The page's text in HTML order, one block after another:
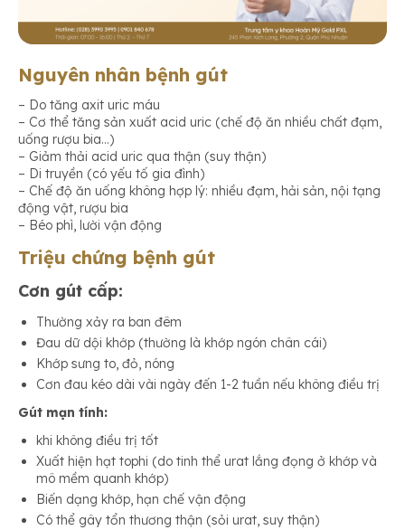
Nguyên nhân bệnh gút
– Do tăng axit uric máu
– Cơ thể tăng sản xuất acid uric (chế độ ăn nhiều chất đạm,
uống rượu bia…)
– Giảm thải acid uric qua thận (suy thận)
– Di truyền (có yếu tố gia đình)
– Chế độ ăn uống không hợp lý: nhiều đạm, hải sản, nội tạng
động vật, rượu bia
– Béo phì, lười vận động
Triệu chứng bệnh gút
Cơn gút cấp:
Thường xảy ra ban đêm
Đau dữ dội khớp (thường là khớp ngón chân cái)
Khớp sưng to, đỏ, nóng
Cơn đau kéo dài vài ngày đến 1-2 tuần nếu không điều trị
Gút mạn tính:
khi không điều trị tốt
Xuất hiện hạt tophi (do tinh thể urat lắng đọng ở khớp và
mô mềm quanh khớp)
Biến dạng khớp, hạn chế vận động
Có thể gây tổn thương thận (sỏi urat, suy thận)